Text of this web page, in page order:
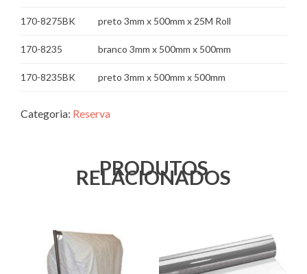
170-8275BK preto 3mm x 500mm x 25M Roll
170-8235 branco 3mm x 500mm x 500mm
170-8235BK preto 3mm x 500mm x 500mm
Categoria: Reserva
PRODUTOS
RELACIONADOS